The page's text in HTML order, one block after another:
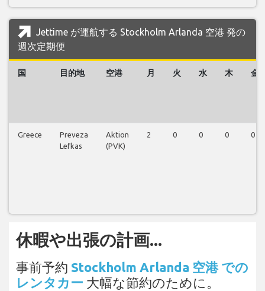
Jettime が運航する Stockholm Arlanda 空港 発の
週次定期便
国 目的地 空港 月 火 水 木 金
Greece
Preveza
Lefkas
Aktion
(PVK)
2 0 0 0 0
休暇や出張の計画...
事前予約 Stockholm Arlanda 空港 での
レンタカー 大幅な節約のために。